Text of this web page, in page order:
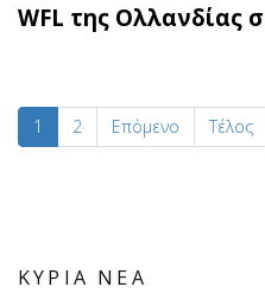
WFL της Ολλανδίας
1
2 Επόμενο Τέλος
ΚΥΡΙΑ ΝΕΑ